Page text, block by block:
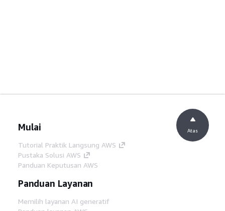
Mulai
Tutorial Praktik Langsung AWS
Pustaka Solusi AWS
Panduan Keputusan AWS
Panduan Layanan
Memilih layanan AI generatif
Atas